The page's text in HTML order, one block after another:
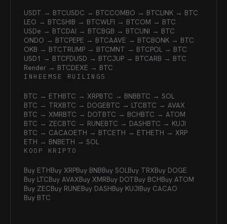
USDT → BTCUSDC → BTCCOMBO → BTCLINK → BTC
LEO → BTCSHIB → BTCWLFI → BTCOM → BTC
USDe → BTCDAI → BTCBGB → BTCUNI → BTC
ONDO → BTCPEPE → BTCAAVE → BTCBONK → BTC
OKB → BTCTRUMP → BTCMNT → BTCPOL → BTC
USD1 → BTCFDUSD → BTCJUP → BTCARB → BTC
Render → BTCDEXE → BTC
INHEEMSE RUILINGS
BTC → ETHBTC → XRPBTC → BNBBTC → SOL
BTC → TRXBTC → DOGEBTC → LTCBTC → AVAX
BTC → XMRBTC → DOTBTC → BCHBTC → ATOM
BTC → ZECBTC → RUNEBTC → DASHBTC → KUJI
BTC → CACAOETH → BTCETH → ETHETH → XRP
ETH → BNBETH → SOL
KOOP KRIPTO
Buy ETHBuy XRPBuy BNBBuy SOLBuy TRXBuy DOGE
Buy LTCBuy AVAXBuy XMRBuy DOTBuy BCHBuy ATOM
Buy ZECBuy RUNEBuy DASHBuy KUJIBuy CACAO
Buy BTC